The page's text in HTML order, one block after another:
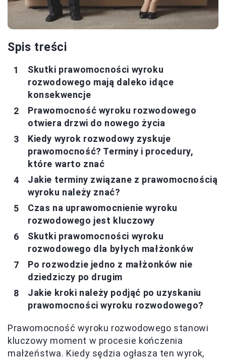
Spis treści
Skutki prawomocności wyroku
rozwodowego mają daleko idące
konsekwencje
Prawomocność wyroku rozwodowego
otwiera drzwi do nowego życia
Kiedy wyrok rozwodowy zyskuje
prawomocność? Terminy i procedury,
które warto znać
Jakie terminy związane z prawomocnością
wyroku należy znać?
Czas na uprawomocnienie wyroku
rozwodowego jest kluczowy
Skutki prawomocności wyroku
rozwodowego dla byłych małżonków
Po rozwodzie jedno z małżonków nie
dziedziczy po drugim
Jakie kroki należy podjąć po uzyskaniu
prawomocności wyroku rozwodowego?
Prawomocność wyroku rozwodowego stanowi
kluczowy moment w procesie kończenia
małżeństwa. Kiedy sędzia ogłasza ten wyrok,